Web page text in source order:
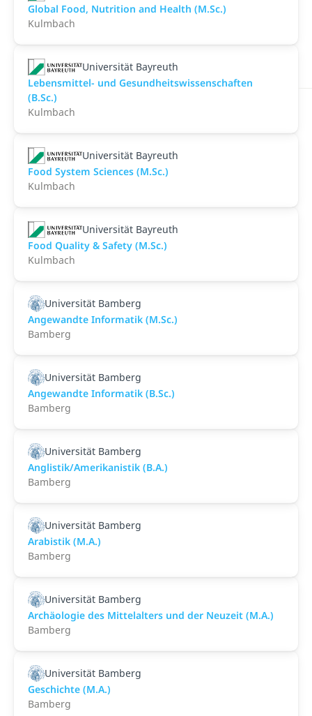
Global Food, Nutrition and Health (M.Sc.)
Kulmbach
Universität Bayreuth
Lebensmittel- und Gesundheitswissenschaften
(B.Sc.)
Kulmbach
Universität Bayreuth
Food System Sciences (M.Sc.)
Kulmbach
Universität Bayreuth
Food Quality & Safety (M.Sc.)
Kulmbach
Universität Bamberg
Angewandte Informatik (M.Sc.)
Bamberg
Universität Bamberg
Angewandte Informatik (B.Sc.)
Bamberg
Universität Bamberg
Anglistik/Amerikanistik (B.A.)
Bamberg
Universität Bamberg
Arabistik (M.A.)
Bamberg
Universität Bamberg
Archäologie des Mittelalters und der Neuzeit (M.A.)
Bamberg
Universität Bamberg
Geschichte (M.A.)
Bamberg